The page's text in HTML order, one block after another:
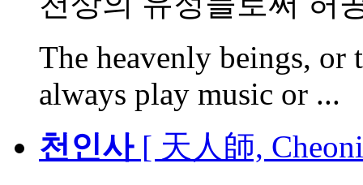
The heavenly beings,
always play music or ...
천인사[ 天人師,